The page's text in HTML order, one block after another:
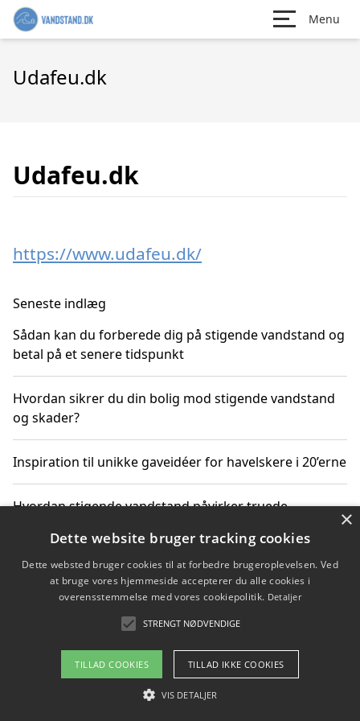
Menu
Udafeu.dk
Udafeu.dk
https://www.udafeu.dk/
Seneste indlæg
Sådan kan du forberede dig på stigende vandstand og
betal på et senere tidspunkt
Hvordan sikrer du din bolig mod stigende vandstand
og skader?
Inspiration til unikke gaveidéer for havelskere i 20’erne
Hvordan stigende vandstand påvirker truede
Sådan vælger du de bedste vandrerygsække til
vandreture i Danmark
Copyright 2026 - Pilanto Aps
Om / kontakt
×
Dette website bruger tracking cookies
Dette websted bruger cookies til at forbedre brugeroplevelsen. Ved
at bruge vores hjemmeside accepterer du alle cookies i
overensstemmelse med vores cookiepolitik. Detaljer
STRENGT NØDVENDIGE
TILLAD COOKIES TILLAD IKKE COOKIES
VIS DETALJER